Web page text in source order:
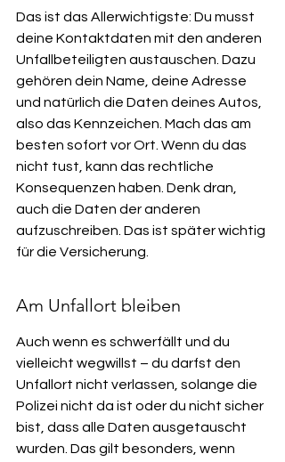
Das ist das Allerwichtigste: Du musst
deine Kontaktdaten mit den anderen
Unfallbeteiligten austauschen. Dazu
gehören dein Name, deine Adresse
und natürlich die Daten deines Autos,
also das Kennzeichen. Mach das am
besten sofort vor Ort. Wenn du das
nicht tust, kann das rechtliche
Konsequenzen haben. Denk dran,
auch die Daten der anderen
aufzuschreiben. Das ist später wichtig
für die Versicherung.
Am Unfallort bleiben
Auch wenn es schwerfällt und du
vielleicht wegwillst – du darfst den
Unfallort nicht verlassen, solange die
Polizei nicht da ist oder du nicht sicher
bist, dass alle Daten ausgetauscht
wurden. Das gilt besonders, wenn